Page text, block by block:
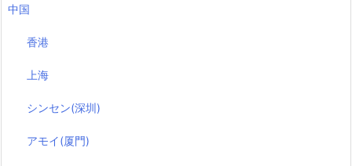
中国
香港
上海
シンセン(深圳)
アモイ(厦門)